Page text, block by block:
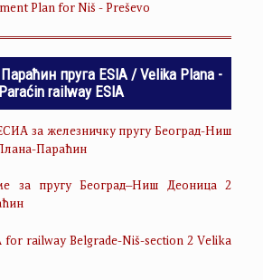
Plan for Niš - Preševo
пруга ESIA / Velika Plana -
Paraćin railway ESIA
за железничку пругу Београд-Ниш
Параћин
за пругу Београд–Ниш Деоница 2
for railway Belgrade-Niš-section 2 Velika